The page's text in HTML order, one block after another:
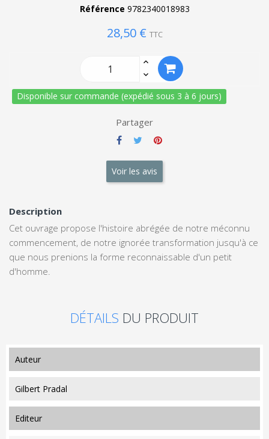
Référence 9782340018983
28,50 € TTC
Disponible sur commande (expédié sous 3 à 6 jours)
Partager
Voir les avis
Description
Cet ouvrage propose l'histoire abrégée de notre méconnu
commencement, de notre ignorée transformation jusqu'à ce
que nous prenions la forme reconnaissable d'un petit
d'homme.
DÉTAILS DU PRODUIT
auteur
Gilbert Pradal
editeur